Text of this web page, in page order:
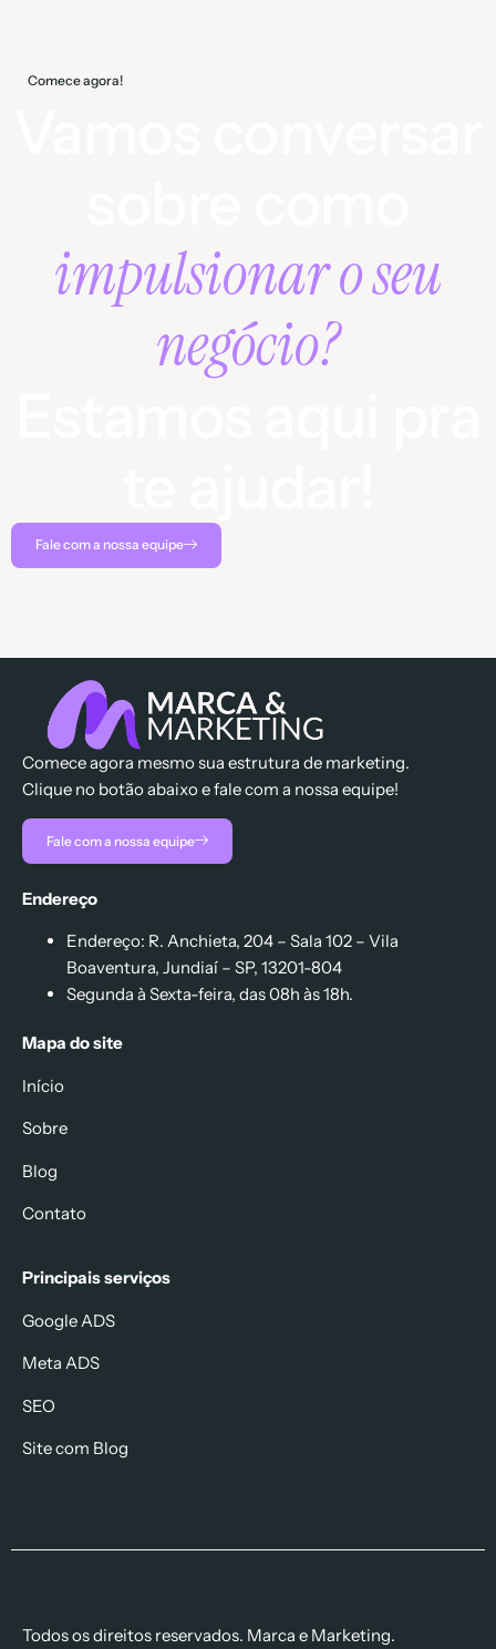
Comece agora!
impulsionar o seu
negócio?
Fale com a nossa equipe
Comece agora mesmo sua estrutura de marketing.
Clique no botão abaixo e fale com a nossa equipe!
Fale com a nossa equipe
Endereço
Endereço: R. Anchieta, 204 – Sala 102 – Vila
Boaventura, Jundiaí – SP, 13201-804
Segunda à Sexta-feira, das 08h às 18h.
Mapa do site
Início
Sobre
Blog
Contato
Principais serviços
Google ADS
Meta ADS
SEO
Site com Blog
Todos os direitos reservados. Marca e Marketing.